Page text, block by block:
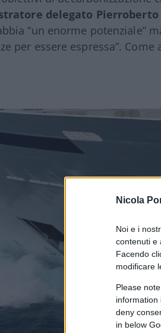
Nicola
Noi e i
contenuti e
Facendo
modificare
Please
information
deny
in below
delegato Pierroberto
“un enorme potenziale”
per essere espressa”.